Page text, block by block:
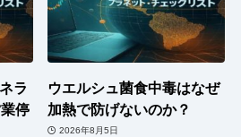
ラ
停
ウエルシュ菌食中毒はなぜ
加熱で防げないのか？
2026年8月5日